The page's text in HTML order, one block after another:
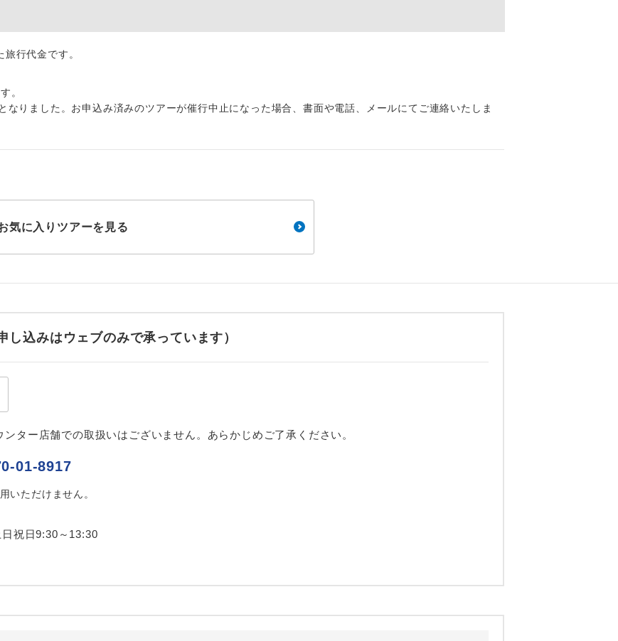
行代金です。
。
なりました。お申込み済みのツアーが催行中止になった場合、書面や電話、メールにてご連絡いたしま
気に入りツアーを見る
込みはウェブのみで承っています）
ター店舗での取扱いはございません。あらかじめご了承ください。
01-8917
いただけません。
祝日9:30～13:30
1名様から出発可能な個人型プランです。
1名様1室利用でも追加料金がかからないコースです。
利用航空会社が指定なので、ご出発の計画にとても便利で
ご紹介するホテルを指定したコースです。
利用 おひとり様でバス席を2席利⽤できます。